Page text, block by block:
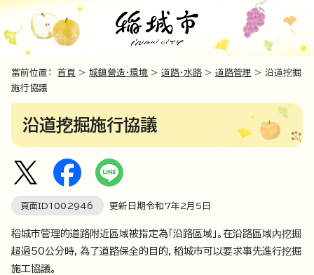
當前位置： 首頁 > 城鎮營造・環境 > 道路・水路 > 道路管理 > 沿道挖掘
施行協議
沿道挖掘施行協議
頁面ID1002946 更新日期令和7年2月5日
稻城市管理的道路附近區域被指定為「沿路區域」。在沿路區域內挖掘
超過50公分時，為了道路保全的目的，稻城市可以要求事先進行挖掘
施工協議。